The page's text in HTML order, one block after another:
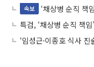
속보
‘채상병 순직 책